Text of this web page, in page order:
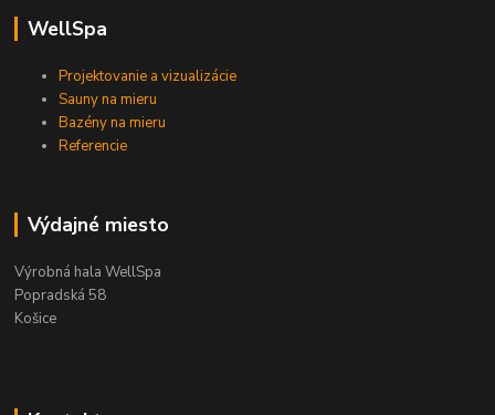
WellSpa
Projektovanie a vizualizácie
Sauny na mieru
Bazény na mieru
Referencie
Výdajné miesto
Výrobná hala WellSpa
Popradská 58
Košice